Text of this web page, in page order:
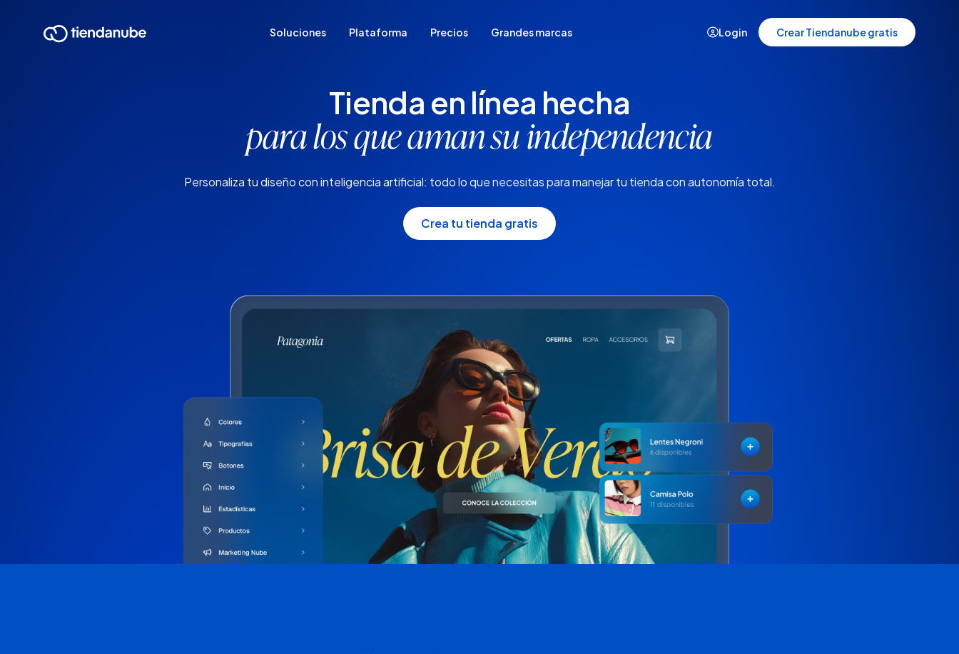
Soluciones
Para quienes empiezan a vender
Migrar tu tienda de plataforma
Ya venden en redes sociales
Tienen tienda física
Venden en marketplaces
Vender sin stock
Tiendanube
Plataforma Precios Grandes marcas Login Crear Tiendanube gratis
Tienda en línea hecha
para los que aman su independencia
Personaliza tu diseño con inteligencia artificial: todo lo que necesitas para manejar tu tienda con autonomía total.
Crea tu tienda gratis